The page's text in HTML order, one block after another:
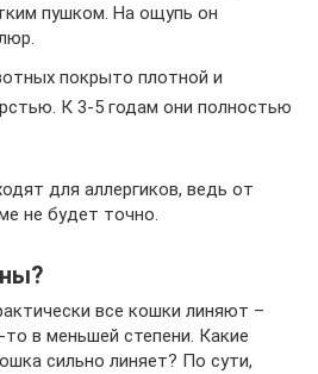
пушком. На ощупь он
покрыто плотной и
К 3-5 годам они полностью
для аллергиков, ведь от
не будет точно.
все кошки линяют –
в меньшей степени. Какие
сильно линяет? По сути,